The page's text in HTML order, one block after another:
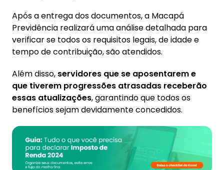
Após a entrega dos documentos, a Macapá
Previdência realizará uma análise detalhada para
verificar se todos os requisitos legais, de idade e
tempo de contribuição, são atendidos.
Além disso, servidores que se aposentarem e
que tiverem progressões atrasadas receberão
essas atualizações, garantindo que todos os
benefícios sejam devidamente concedidos.